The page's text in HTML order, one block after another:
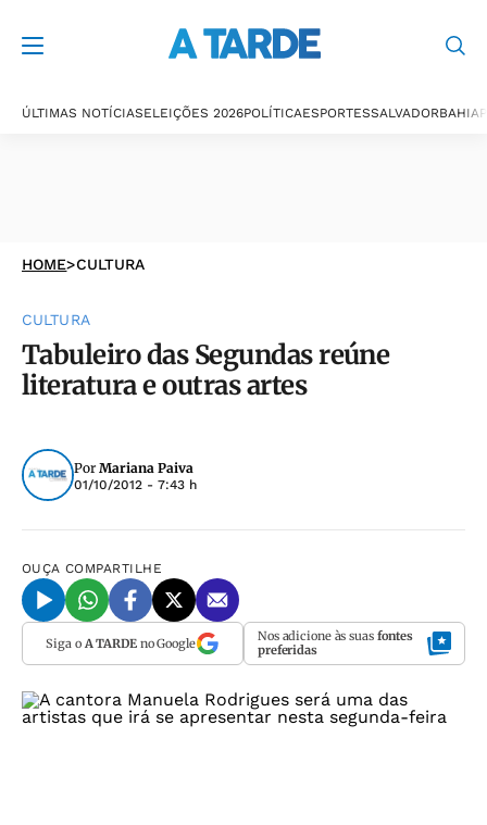
ÚLTIMAS NOTÍCIASELEIÇÕES 2026POLÍTICAESPORTESSALVADORBAHIA
HOME>CULTURA
CULTURA
Tabuleiro das Segundas reúne
literatura e outras artes
Por Mariana Paiva
01/10/2012 - 7:43 h
OUÇA COMPARTILHE
Siga o A TARDEno Google Nos adicione às suas fontes
preferidas